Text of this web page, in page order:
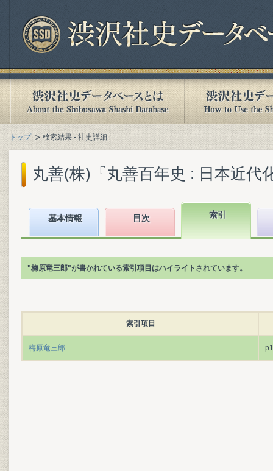
トップ 検索結果 - 社史詳細
丸善(株)『丸善百年史 : 日本近代
基本情報 目次 索引
"梅原竜三郎"が書かれている索引項目はハイライトされています。
索引項目
梅原竜三郎